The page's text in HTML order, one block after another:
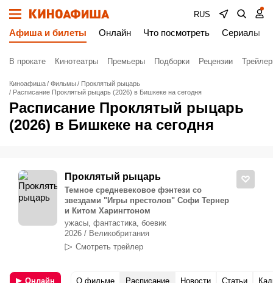
RUS
Афиша и билеты Онлайн Что посмотреть Сериалы
В прокате Кинотеатры Премьеры Подборки Рецензии
Киноафиша Фильмы
Проклятый рыцарь
Расписание Проклятый рыцарь (2026) в Бишкеке на сегодня
Расписание Проклятый рыцарь
(2026) в Бишкеке на сегодня
Проклятый рыцарь
Темное средневековое фэнтези со
звездами "Игры престолов" Софи Тернер
и Китом Харингтоном
ужасы, фантастика, боевик
2026 / Великобритания
Смотреть трейлер
Онлайн О фильме Расписание Новости Статьи